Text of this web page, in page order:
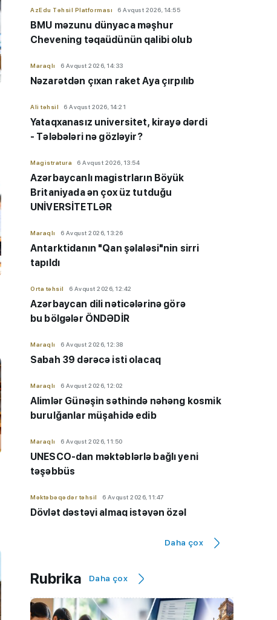
AzEdu Təhsil Platforması 6 Avqust 2026, 14:55
BMU məzunu dünyaca məşhur
Chevening təqaüdünün qalibi olub
Maraqlı 6 Avqust 2026, 14:33
Nəzarətdən çıxan raket Aya çırpılıb
Ali təhsil 6 Avqust 2026, 14:21
Yataqxanasız universitet, kirayə dərdi
- Tələbələri nə gözləyir?
Magistratura 6 Avqust 2026, 13:54
Azərbaycanlı magistrların Böyük
Britaniyada ən çox üz tutduğu
UNİVERSİTETLƏR
Maraqlı 6 Avqust 2026, 13:26
Antarktidanın "Qan şəlaləsi"nin sirri
tapıldı
Orta təhsil 6 Avqust 2026, 12:42
Azərbaycan dili nəticələrinə görə
bu bölgələr ÖNDƏDİR
Maraqlı 6 Avqust 2026, 12:38
Sabah 39 dərəcə isti olacaq
Maraqlı 6 Avqust 2026, 12:02
Alimlər Günəşin səthində nəhəng kosmik
burulğanlar müşahidə edib
Maraqlı 6 Avqust 2026, 11:50
UNESCO-dan məktəblərlə bağlı yeni
təşəbbüs
Məktəbəqədər təhsil 6 Avqust 2026, 11:47
Dövlət dəstəyi almaq istəyən özəl
qaydaların tətbiqinə ehtiyac var"
Hadisə 6 Avqust 2026, 11:20
Daha çox
Rubrika Daha çox